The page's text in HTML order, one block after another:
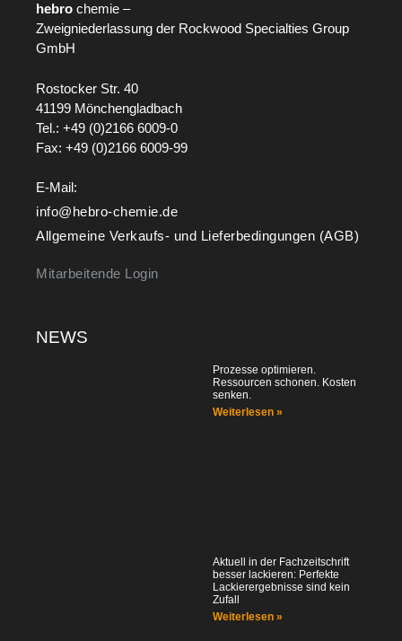
hebro chemie –
Zweigniederlassung der Rockwood Specialties Group
GmbH
Rostocker Str. 40
41199 Mönchengladbach
Tel.: +49 (0)2166 6009-0
Fax: +49 (0)2166 6009-99
E-Mail:
info@hebro-chemie.de
Allgemeine Verkaufs- und Lieferbedingungen (AGB)
Mitarbeitende Login
NEWS
Prozesse optimieren.
Ressourcen schonen. Kosten
senken.
Weiterlesen »
Aktuell in der Fachzeitschrift
besser lackieren: Perfekte
Lackierergebnisse sind kein
Zufall
Weiterlesen »